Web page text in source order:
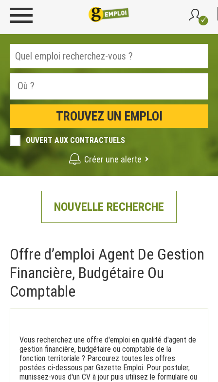
OUVERT AUX CONTRACTUELS
Créer une alerte
NOUVELLE RECHERCHE
Offre d’emploi Agent De Gestion
Financière, Budgétaire Ou
Comptable
Vous recherchez une offre d'emploi en qualité d'agent de
gestion financière, budgétaire ou comptable de la
fonction territoriale ? Parcourez toutes les offres
postées ci-dessous par Gazette Emploi. Pour postuler,
munissez-vous d'un CV à jour puis utilisez le formulaire ou